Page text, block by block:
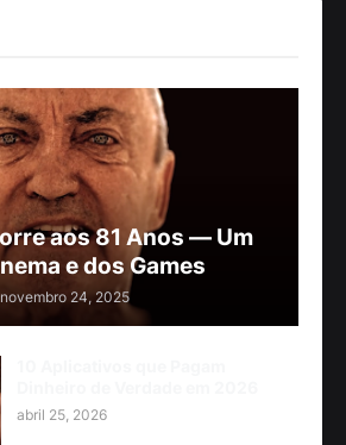
aos 81 Anos — Um
e dos Games
novembro 24, 2025
abril 25, 2026